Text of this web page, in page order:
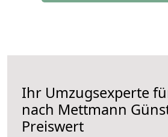
Ihr Umzugsexperte
nach Mettmann
Preiswert